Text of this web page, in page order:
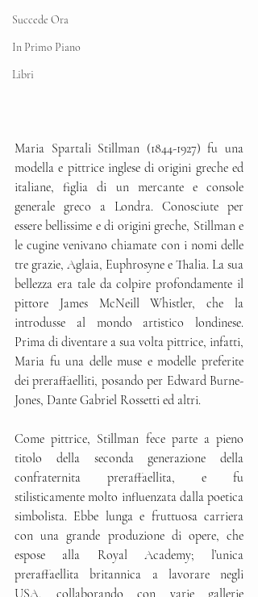
Succede Ora
In Primo Piano
Libri
Maria Spartali Stillman (1844-1927) fu una
modella e pittrice inglese di origini greche ed
italiane, figlia di un mercante e console
generale greco a Londra. Conosciute per
essere bellissime e di origini greche, Stillman e
le cugine venivano chiamate con i nomi delle
tre grazie, Aglaia, Euphrosyne e Thalia. La sua
bellezza era tale da colpire profondamente il
pittore James McNeill Whistler, che la
introdusse al mondo artistico londinese.
Prima di diventare a sua volta pittrice, infatti,
Maria fu una delle muse e modelle preferite
dei preraffaelliti, posando per Edward Burne-
Jones, Dante Gabriel Rossetti ed altri.
Come pittrice, Stillman fece parte a pieno
titolo della seconda generazione della
confraternita preraffaellita, e fu
stilisticamente molto influenzata dalla poetica
simbolista. Ebbe lunga e fruttuosa carriera
con una grande produzione di opere, che
espose alla Royal Academy; l’unica
preraffaellita britannica a lavorare negli
USA, collaborando con varie gallerie